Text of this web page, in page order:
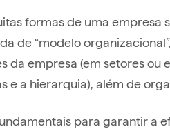
formas de uma empresa
de “modelo
da empresa (em setores ou
e a hierarquia), além de
para garantir a